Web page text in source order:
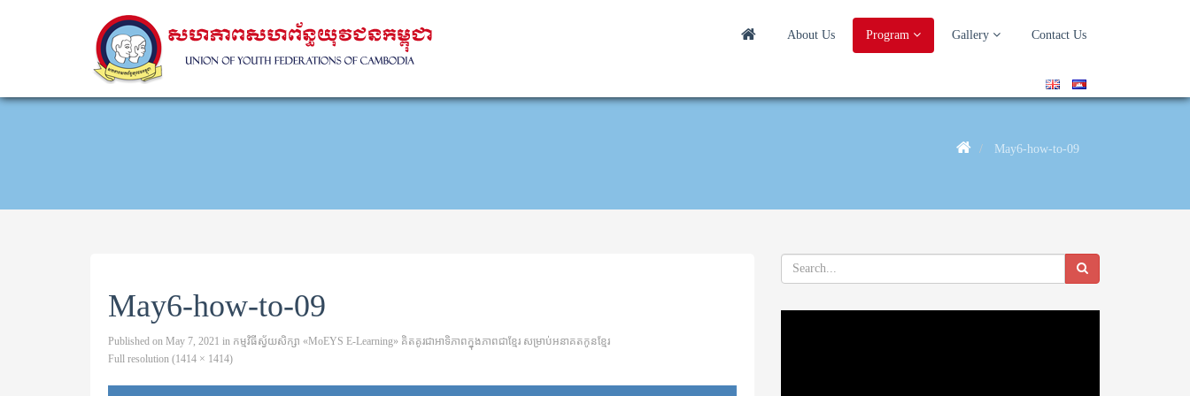
About Us Program Gallery Contact Us
May6-how-to-09
May6-how-to-09
Published on May 7, 2021 in កម្មវិធីស្វ័យសិក្សា «MoEYS E-Learning» គិតគូរជាអាទិភាពក្នុងភាពជាខ្មែរ សម្រាប់អនាគតកូនខ្មែរ
Full resolution (1414 × 1414)